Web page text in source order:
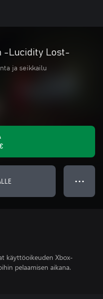
-Lucidity Lost-
ja seikkailu
● ● ●
käyttöoikeuden Xbox-
pelaamisen aikana.